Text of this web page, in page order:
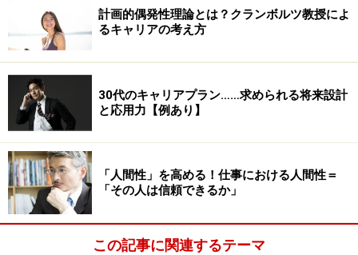
計画的偶発性理論とは？クランボルツ教授によ
るキャリアの考え方
30代のキャリアプラン……求められる将来設計
と応用力【例あり】
「人間性」を高める！仕事における人間性＝
「その人は信頼できるか」
この記事に関連するテーマ